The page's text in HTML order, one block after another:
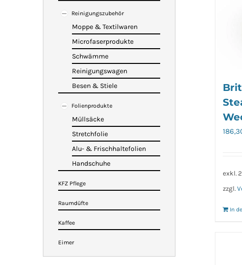
exkl.
zzgl.
In
Reinigungszubehör
Moppe & Textilwaren
Microfaserprodukte
Schwämme
Reinigungswagen
Besen & Stiele
Folienprodukte
Müllsäcke
Stretchfolie
Alu- & Frischhaltefolien
Handschuhe
KFZ Pflege
Raumdüfte
Kaffee
Eimer